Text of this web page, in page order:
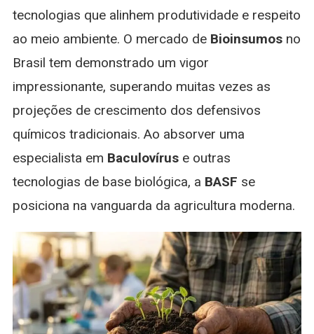
tecnologias que alinhem produtividade e respeito
ao meio ambiente. O mercado de Bioinsumosno
Brasil tem demonstrado um vigor
impressionante, superando muitas vezes as
projeções de crescimento dos defensivos
químicos tradicionais. Ao absorver uma
especialista em Baculovíruse outras
tecnologias de base biológica, a BASF se
posiciona na vanguarda da agricultura moderna.